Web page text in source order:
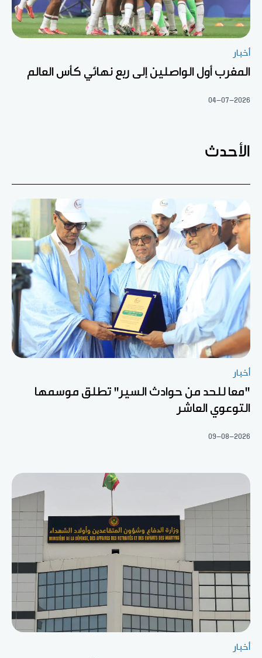
أخبار
المغرب أول الواصلين إلى ربع نهائي كأس العالم
04-07-2026
الأحدث
أخبار
"معا للحد من حوادث السير" تطلق موسمها
التوعوي العاشر
09-08-2026
أخبار